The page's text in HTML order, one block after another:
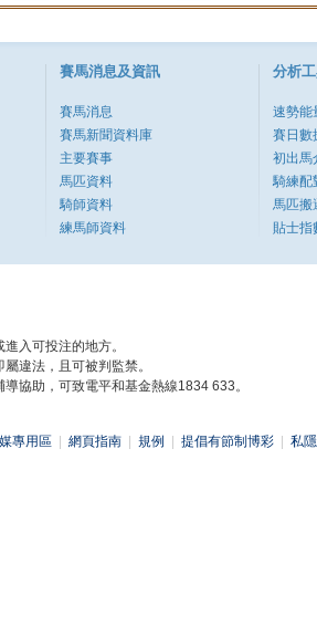
賽馬消息及資訊
賽馬消息
賽馬新聞資料庫
主要賽事
馬匹資料
騎師資料
練馬師資料
分析
速勢能
賽日數
初出馬
騎練配
馬匹搬
貼士指
入可投注的地方。
違法，且可被判監禁。
協助，可致電平和基金熱線1834 633。
專用區 網頁指南 規例 提倡有節制博彩 私